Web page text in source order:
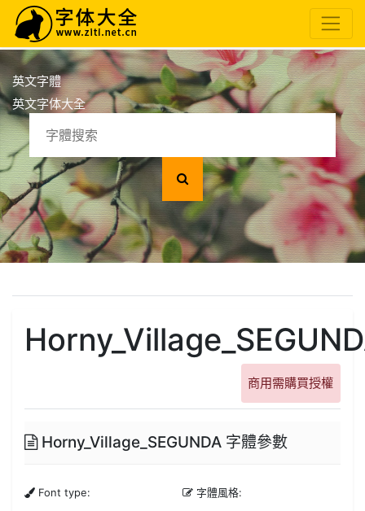
英文字體
英文字体大全
商用需購買授權
Horny_Village_SEGUNDA 字體參數
Font type: 字體風格: